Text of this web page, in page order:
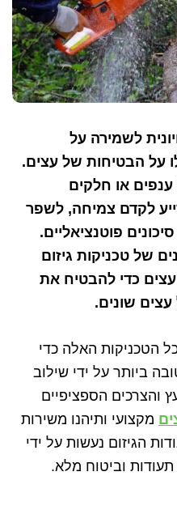
לשמירה על
על הבטיחות של עצים.
או חלקים
לקדם צמיחה, לשפר
פוטנציאליים.
של טכניקות גיזום
כדי להבטיח את
שונים.
הטכניקות האלה כדי
ביותר על ידי שילוב
והצרכים הספציפיים
מקצועי ותיהנו משירות
הגיזום נעשות על ידי
וביטוח מלא.